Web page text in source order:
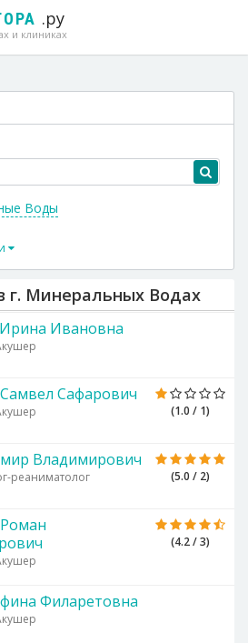
.ру
и клиниках
Воды
г. Минеральных Водах
Ивановна
(1.0 / 1)
Сафарович
(5.0 / 2)
Владимирович
реаниматолог
(4.2 / 3)
Филаретовна